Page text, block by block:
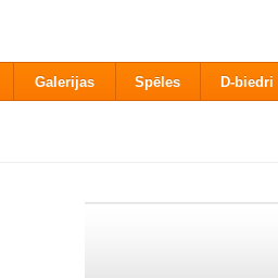
Galerijas Spēles D-biedri